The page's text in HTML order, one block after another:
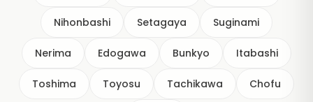
Nihonbashi Setagaya Suginami
Nerima Edogawa Bunkyo Itabashi
Toshima Toyosu Tachikawa Chofu